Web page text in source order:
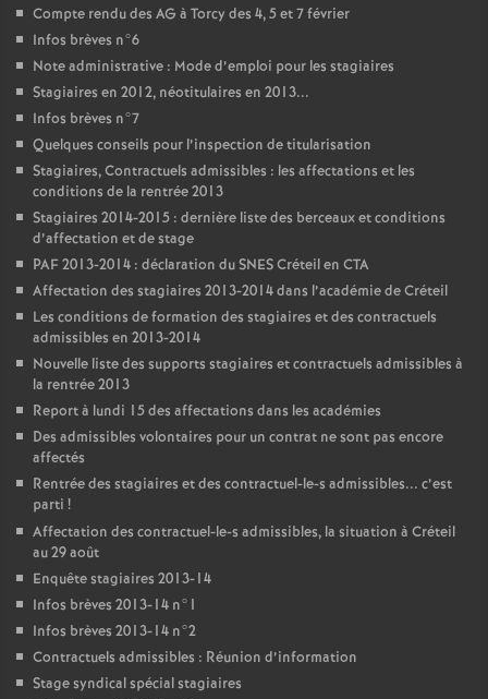
Compte rendu des AG à Torcy des 4, 5 et 7 février
Infos brèves n°6
Note administrative : Mode d’emploi pour les stagiaires
Stagiaires en 2012, néotitulaires en 2013...
Infos brèves n°7
Quelques conseils pour l’inspection de titularisation
Stagiaires, Contractuels admissibles : les affectations et les
conditions de la rentrée 2013
Stagiaires 2014-2015 : dernière liste des berceaux et conditions
d’affectation et de stage
PAF2013-2014 : déclaration duSNESCréteil en CTA
Affectation des stagiaires 2013-2014 dans l’académie de Créteil
Les conditions de formation des stagiaires et des contractuels
admissibles en 2013-2014
Nouvelle liste des supports stagiaires et contractuels admissibles à
la rentrée 2013
Report à lundi 15 des affectations dans les académies
Des admissibles volontaires pour un contrat ne sont pas encore
affectés
Rentrée des stagiaires et des contractuel-le-s admissibles... c’est
parti !
Affectation des contractuel-le-s admissibles, la situation à Créteil
au 29 août
Enquête stagiaires 2013-14
Infos brèves 2013-14 n°1
Infos brèves 2013-14 n°2
Contractuels admissibles : Réunion d’information
Stage syndical spécial stagiaires